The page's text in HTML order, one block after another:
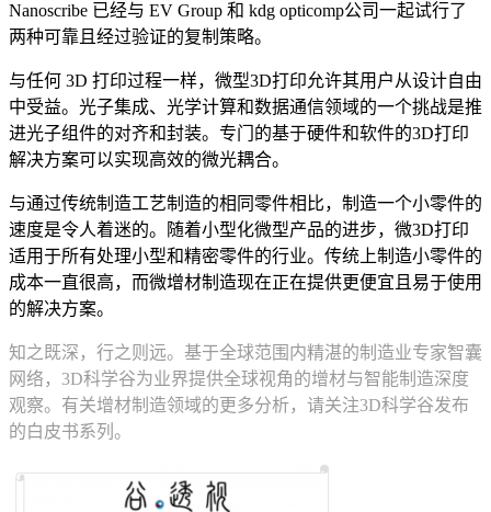
Nanoscribe 已经与 EV Group 和 kdg opticomp公司一起试行了
两种可靠且经过验证的复制策略。
与任何 3D 打印过程一样，微型3D打印允许其用户从设计自由
中受益。光子集成、光学计算和数据通信领域的一个挑战是推
进光子组件的对齐和封装。专门的基于硬件和软件的3D打印
解决方案可以实现高效的微光耦合。
与通过传统制造工艺制造的相同零件相比，制造一个小零件的
速度是令人着迷的。随着小型化微型产品的进步，微3D打印
适用于所有处理小型和精密零件的行业。传统上制造小零件的
成本一直很高，而微增材制造现在正在提供更便宜且易于使用
的解决方案。
知之既深，行之则远。基于全球范围内精湛的制造业专家智囊
网络，3D科学谷为业界提供全球视角的增材与智能制造深度
观察。有关增材制造领域的更多分析，请关注3D科学谷发布
的白皮书系列。